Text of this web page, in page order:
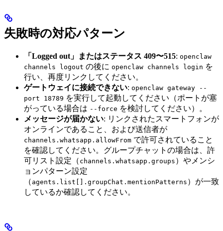
失敗時の対応パターン
「Logged out」またはステータス 409〜515: openclaw
channels logout の後に openclaw channels login を
行い、再度リンクしてください。
ゲートウェイに接続できない: openclaw gateway --
port 18789 を実行して起動してください（ポートが塞
がっている場合は --force を検討してください）。
メッセージが届かない: リンクされたスマートフォンが
オンラインであること、および送信者が
channels.whatsapp.allowFrom で許可されていること
を確認してください。グループチャットの場合は、許
可リスト設定（ channels.whatsapp.groups ）やメンシ
ョンパターン設定
（ agents.list[].groupChat.mentionPatterns ）が一致
しているか確認してください。